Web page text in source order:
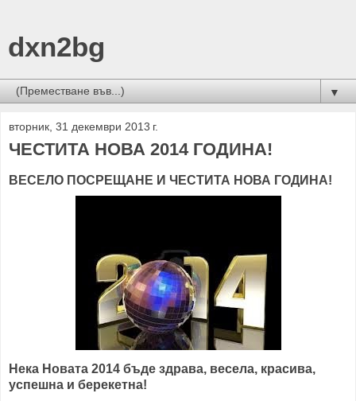
dxn2bg
▼
вторник, 31 декември 2013 г.
ЧЕСТИТА НОВА 2014 ГОДИНА!
ВЕСЕЛО ПОСРЕЩАНЕ И ЧЕСТИТА НОВА ГОДИНА!
Нека Новата 2014 бъде здрава, весела, красива,
успешна и берекетна!